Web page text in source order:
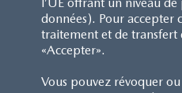
données). Pour accepter
traitement et de transfert
«Accepter».
Vous pouvez révoquer